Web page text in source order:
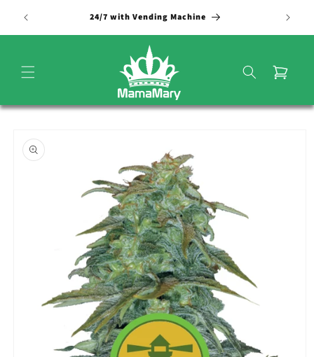
direttamente
24/7 with Vending Machine
Carrello
informazioni
sul
prodotto